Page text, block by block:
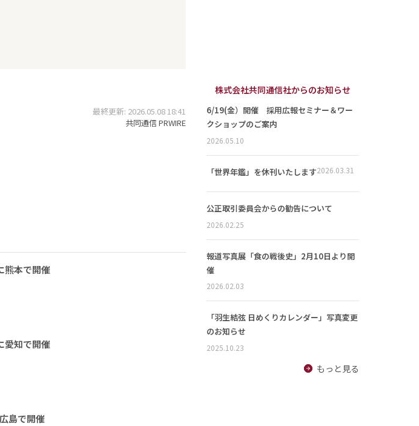
最終更新: 2026.05.08 18:41
共同通信 PRWIRE
熊本で開催
愛知で開催
島で開催
株式会社共同通信社からのお知らせ
6/19(金）開催 採用広報セミナー＆ワー
クショップのご案内
2026.05.10
「世界年鑑」を休刊いたします2026.03.31
公正取引委員会からの勧告について
2026.02.25
報道写真展「食の戦後史」2月10日より開
催
2026.02.03
「羽生結弦 日めくりカレンダー」写真変更
のお知らせ
2025.10.23
もっと見る